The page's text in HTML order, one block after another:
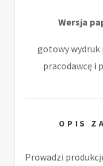
Wersja
gotowy wydruk
pracodawcę i
OPIS
Prowadzi